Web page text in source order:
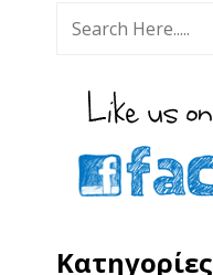
Κατηγορίες